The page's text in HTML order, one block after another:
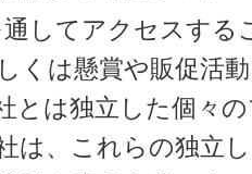
してアクセスする
くは懸賞や販促活
とは独立した個々
は、これらの独立